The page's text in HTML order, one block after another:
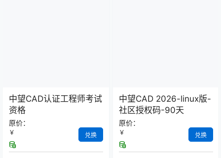
中望CAD认证工程师考试
资格
原价：
￥ 兑换
中望CAD 2026-linux版-
社区授权码-90天
原价：
￥ 兑换